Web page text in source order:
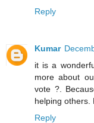
Reply
Kumar
it is a
more about
vote ?.
helping others.
Reply